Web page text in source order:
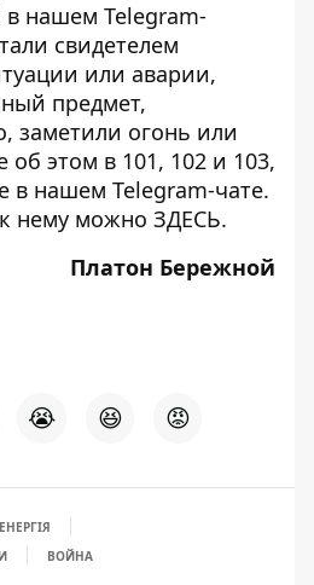
в нашем Telegram-
свидетелем
или аварии,
предмет,
заметили огонь или
этом в 101, 102 и 103,
в нашем Telegram-чате.
нему можно ЗДЕСЬ.
Платон Бережной
😭 😆 😡
ВОЙНА